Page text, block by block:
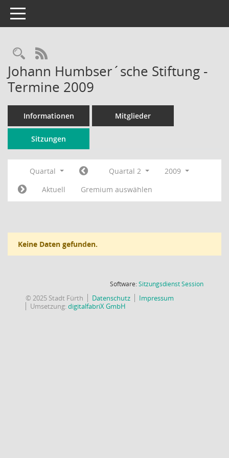
Toggle navigation
Rechercheauswahl
RSS-Feed
Johann Humbser´sche Stiftung -
Termine 2009
Informationen Mitglieder
Sitzungen
Quartal Quartal 2
2009
Aktuell
Gremium auswählen
Keine Daten gefunden.
Software:SitzungsdienstSession(Wird in
© 2025 Stadt Fürth Datenschutz
Impressum
Umsetzung:digitalfabriX GmbH